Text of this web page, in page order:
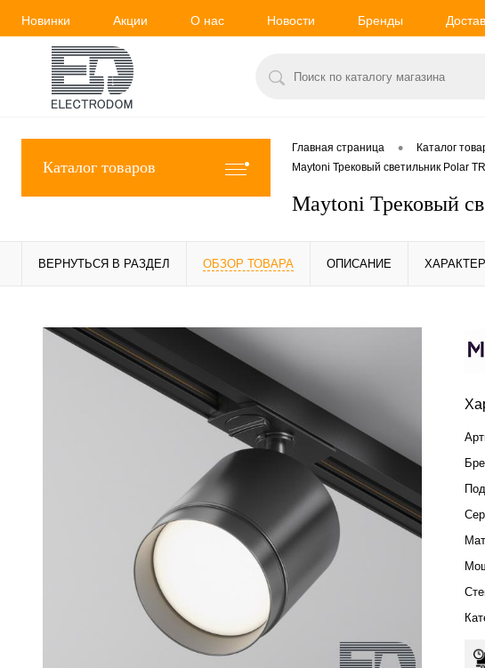
Новинки Акции О нас Новости Бренды
Каталог товаров
Главная страница • Каталог
Maytoni Трековый светильник Polar
Maytoni Трековый
ВЕРНУТЬСЯ В РАЗДЕЛ ОБЗОР ТОВАРА ОПИСАНИЕ